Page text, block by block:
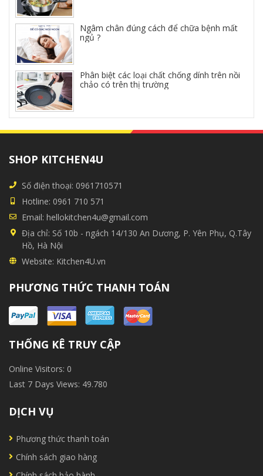
Ngâm chân đúng cách để chữa bệnh mất
ngủ ?
Phân biệt các loại chất chống dính trên nồi
chảo có trên thị trường
SHOP KITCHEN4U
Số điện thoại: 0961710571
Hotline: 0961 710 571
Email: hellokitchen4u@gmail.com
Địa chỉ: Số 10b - ngách 14/130 An Dương, P. Yên Phụ, Q.Tây
Hồ, Hà Nội
Website: Kitchen4U.vn
PHƯƠNG THỨC THANH TOÁN
THỐNG KÊ TRUY CẬP
Online Visitors: 0
Last 7 Days Views: 49.780
DỊCH VỤ
Phương thức thanh toán
Chính sách giao hàng